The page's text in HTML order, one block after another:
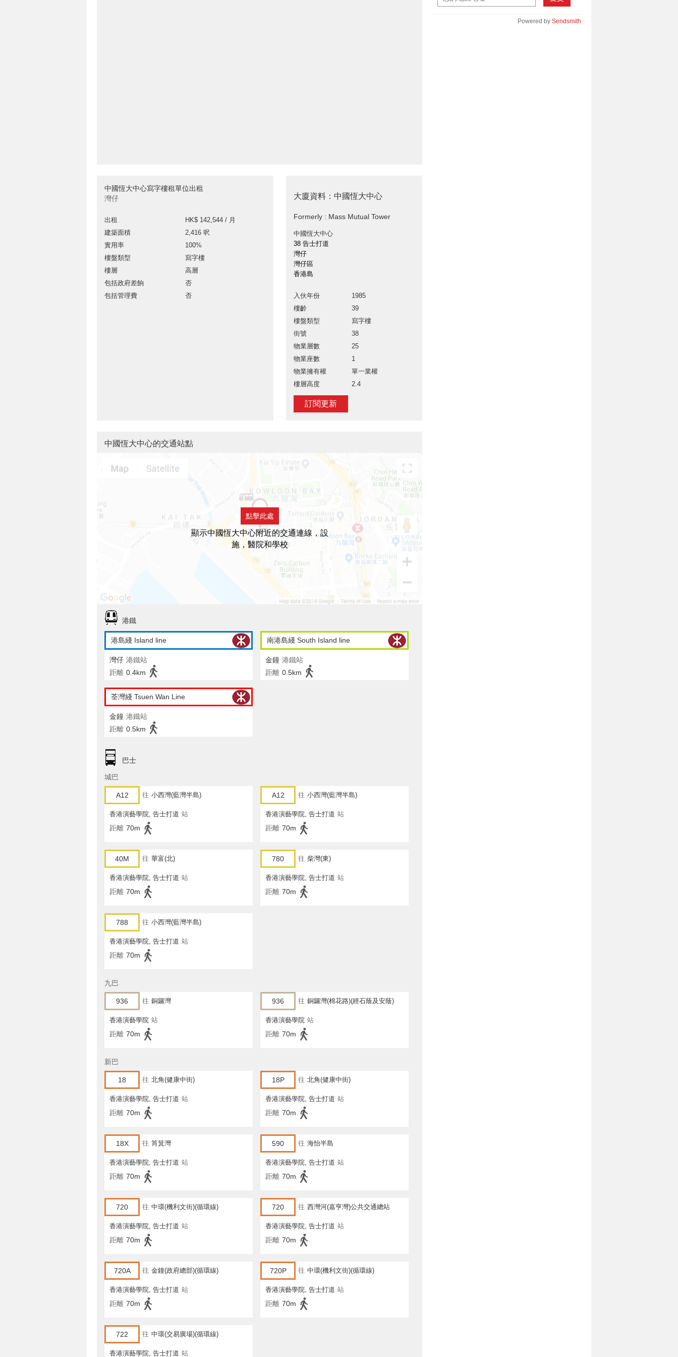
中國恆大中心寫字樓租單位出租
灣仔
出租
HK$ 142,544 / 月
建築面積
2,416 呎
實用率
100%
樓盤類型
寫字樓
樓層
高層
包括政府差餉
否
包括管理費
否
大廈資料：中國恆大中心
Formerly : Mass Mutual Tower
中國恆大中心
38 告士打道
灣仔
灣仔區
香港島
入伙年份
1985
樓齡
39
樓盤類型
寫字樓
街號
38
物業層數
25
物業座數
1
物業擁有權
單一業權
樓層高度
2.4
訂閱更新
Powered by Sendsmith
中國恆大中心的交通站點
點擊此處
顯示中國恆大中心附近的交通連線，設
施，醫院和學校
港鐵
港島綫 Island line
灣仔 港鐵站
距離 0.4km
南港島綫 South Island line
金鐘 港鐵站
距離 0.5km
荃灣綫 Tsuen Wan Line
金鐘 港鐵站
距離 0.5km
巴士
城巴
A12 往 小西灣(藍灣半島)
香港演藝學院, 告士打道 站
距離 70m
A12 往 小西灣(藍灣半島)
香港演藝學院, 告士打道 站
距離 70m
40M 往 華富(北)
香港演藝學院, 告士打道 站
距離 70m
780 往 柴灣(東)
香港演藝學院, 告士打道 站
距離 70m
788 往 小西灣(藍灣半島)
香港演藝學院, 告士打道 站
距離 70m
九巴
936 往 銅鑼灣
香港演藝學院 站
距離 70m
936 往 銅鑼灣(棉花路)(經石蔭及安蔭)
香港演藝學院 站
距離 70m
新巴
18 往 北角(健康中街)
香港演藝學院, 告士打道 站
距離 70m
18P 往 北角(健康中街)
香港演藝學院, 告士打道 站
距離 70m
18X 往 筲箕灣
香港演藝學院, 告士打道 站
距離 70m
590 往 海怡半島
香港演藝學院, 告士打道 站
距離 70m
720 往 中環(機利文街)(循環線)
香港演藝學院, 告士打道 站
距離 70m
720 往 西灣河(嘉亨灣)公共交通總站
香港演藝學院, 告士打道 站
距離 70m
720A 往 金鐘(政府總部)(循環線)
香港演藝學院, 告士打道 站
距離 70m
720P 往 中環(機利文街)(循環線)
香港演藝學院, 告士打道 站
距離 70m
722 往 中環(交易廣場)(循環線)
香港演藝學院, 告士打道 站